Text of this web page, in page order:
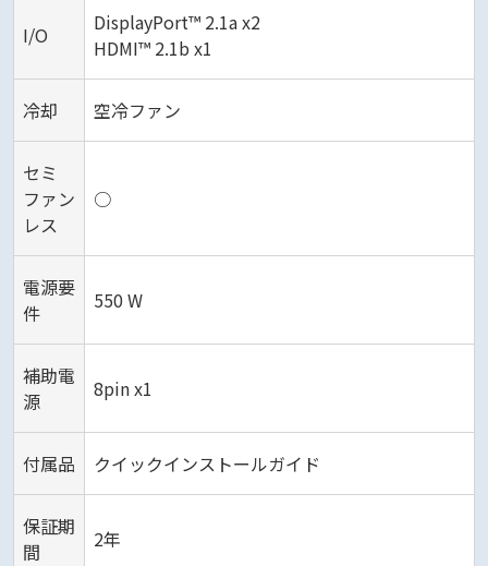
I/O
DisplayPort™ 2.1a x2
HDMI™ 2.1b x1
冷却 空冷ファン
セミ
ファン
レス
○
電源要
件
550 W
補助電
源
8pin x1
付属品 クイックインストールガイド
保証期
間
2年